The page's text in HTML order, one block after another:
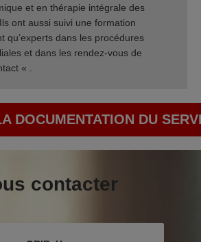
et en thérapie intégrale des
ont aussi suivi une formation
qu’experts dans les procédures
et dans les rendez-vous de
« .
DOCUMENTATION DU
contacter